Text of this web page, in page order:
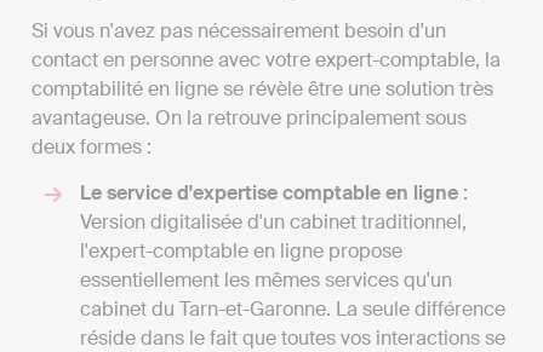
Si vous n'avez pas nécessairement besoin d'un
contact en personne avec votre expert-comptable, la
comptabilité en ligne se révèle être une solution très
avantageuse. On la retrouve principalement sous
deux formes :
Le service d'expertise comptable en ligne :
Version digitalisée d'un cabinet traditionnel,
l'expert-comptable en ligne propose
essentiellement les mêmes services qu'un
cabinet du Tarn-et-Garonne. La seule différence
réside dans le fait que toutes vos interactions se